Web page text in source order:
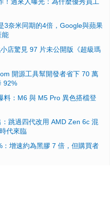
3奈米同期的4倍，Google與蘋果
能
店驚見 97 片未公開版《超級瑪
開源工具幫開發者省下 70 萬
92%
料：M6 與 M5 Pro 異色搭檔登
跳過四代改用 AMD Zen 6c 混
代來臨
增速約為黑膠 7 倍，但購買者